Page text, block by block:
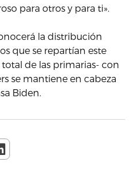
para otros y para ti».
la distribución
que se repartían este
de las primarias- con
se mantiene en cabeza
Biden.